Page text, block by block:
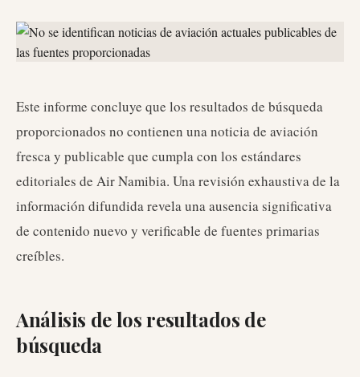
Este informe concluye que los resultados de búsqueda
proporcionados no contienen una noticia de aviación
fresca y publicable que cumpla con los estándares
editoriales de Air Namibia. Una revisión exhaustiva de la
información difundida revela una ausencia significativa
de contenido nuevo y verificable de fuentes primarias
creíbles.
Análisis de los resultados de
búsqueda